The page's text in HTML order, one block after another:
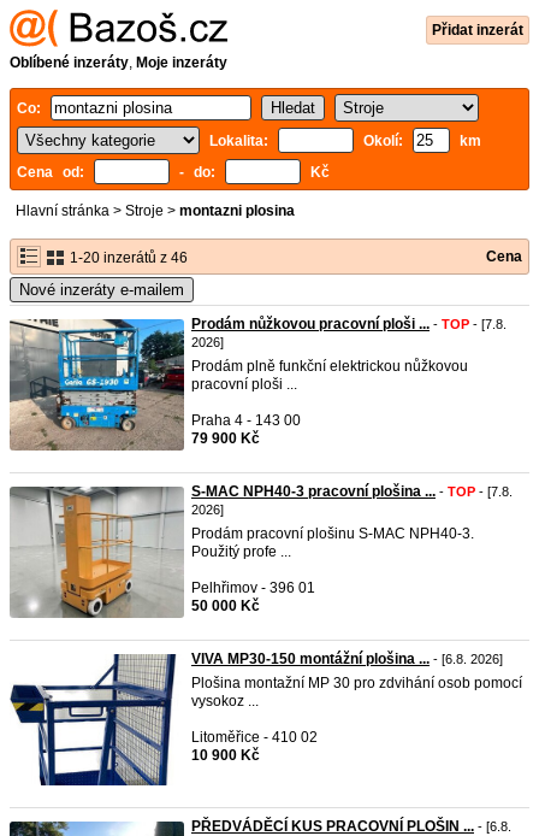
Přidat inzerát
Oblíbené inzeráty, Moje inzeráty
Co:
Lokalita:
Okolí:
km
Cena od:
- do: Kč
Hlavní stránka > Stroje > montazni plosina
1-20 inzerátů z 46 Cena
Nové inzeráty e-mailem
Prodám nůžkovou pracovní ploši ... - TOP - [7.8.
2026]
Prodám plně funkční elektrickou nůžkovou
pracovní ploši ...
Praha 4 - 143 00
79 900 Kč
S-MAC NPH40-3 pracovní plošina ... - TOP - [7.8.
2026]
Prodám pracovní plošinu S-MAC NPH40-3.
Použitý profe ...
Pelhřimov - 396 01
50 000 Kč
VIVA MP30-150 montážní plošina ... - [6.8. 2026]
Plošina montažní MP 30 pro zdvihání osob pomocí
vysokoz ...
Litoměřice - 410 02
10 900 Kč
PŘEDVÁDĚCÍ KUS PRACOVNÍ PLOŠIN ... - [6.8.